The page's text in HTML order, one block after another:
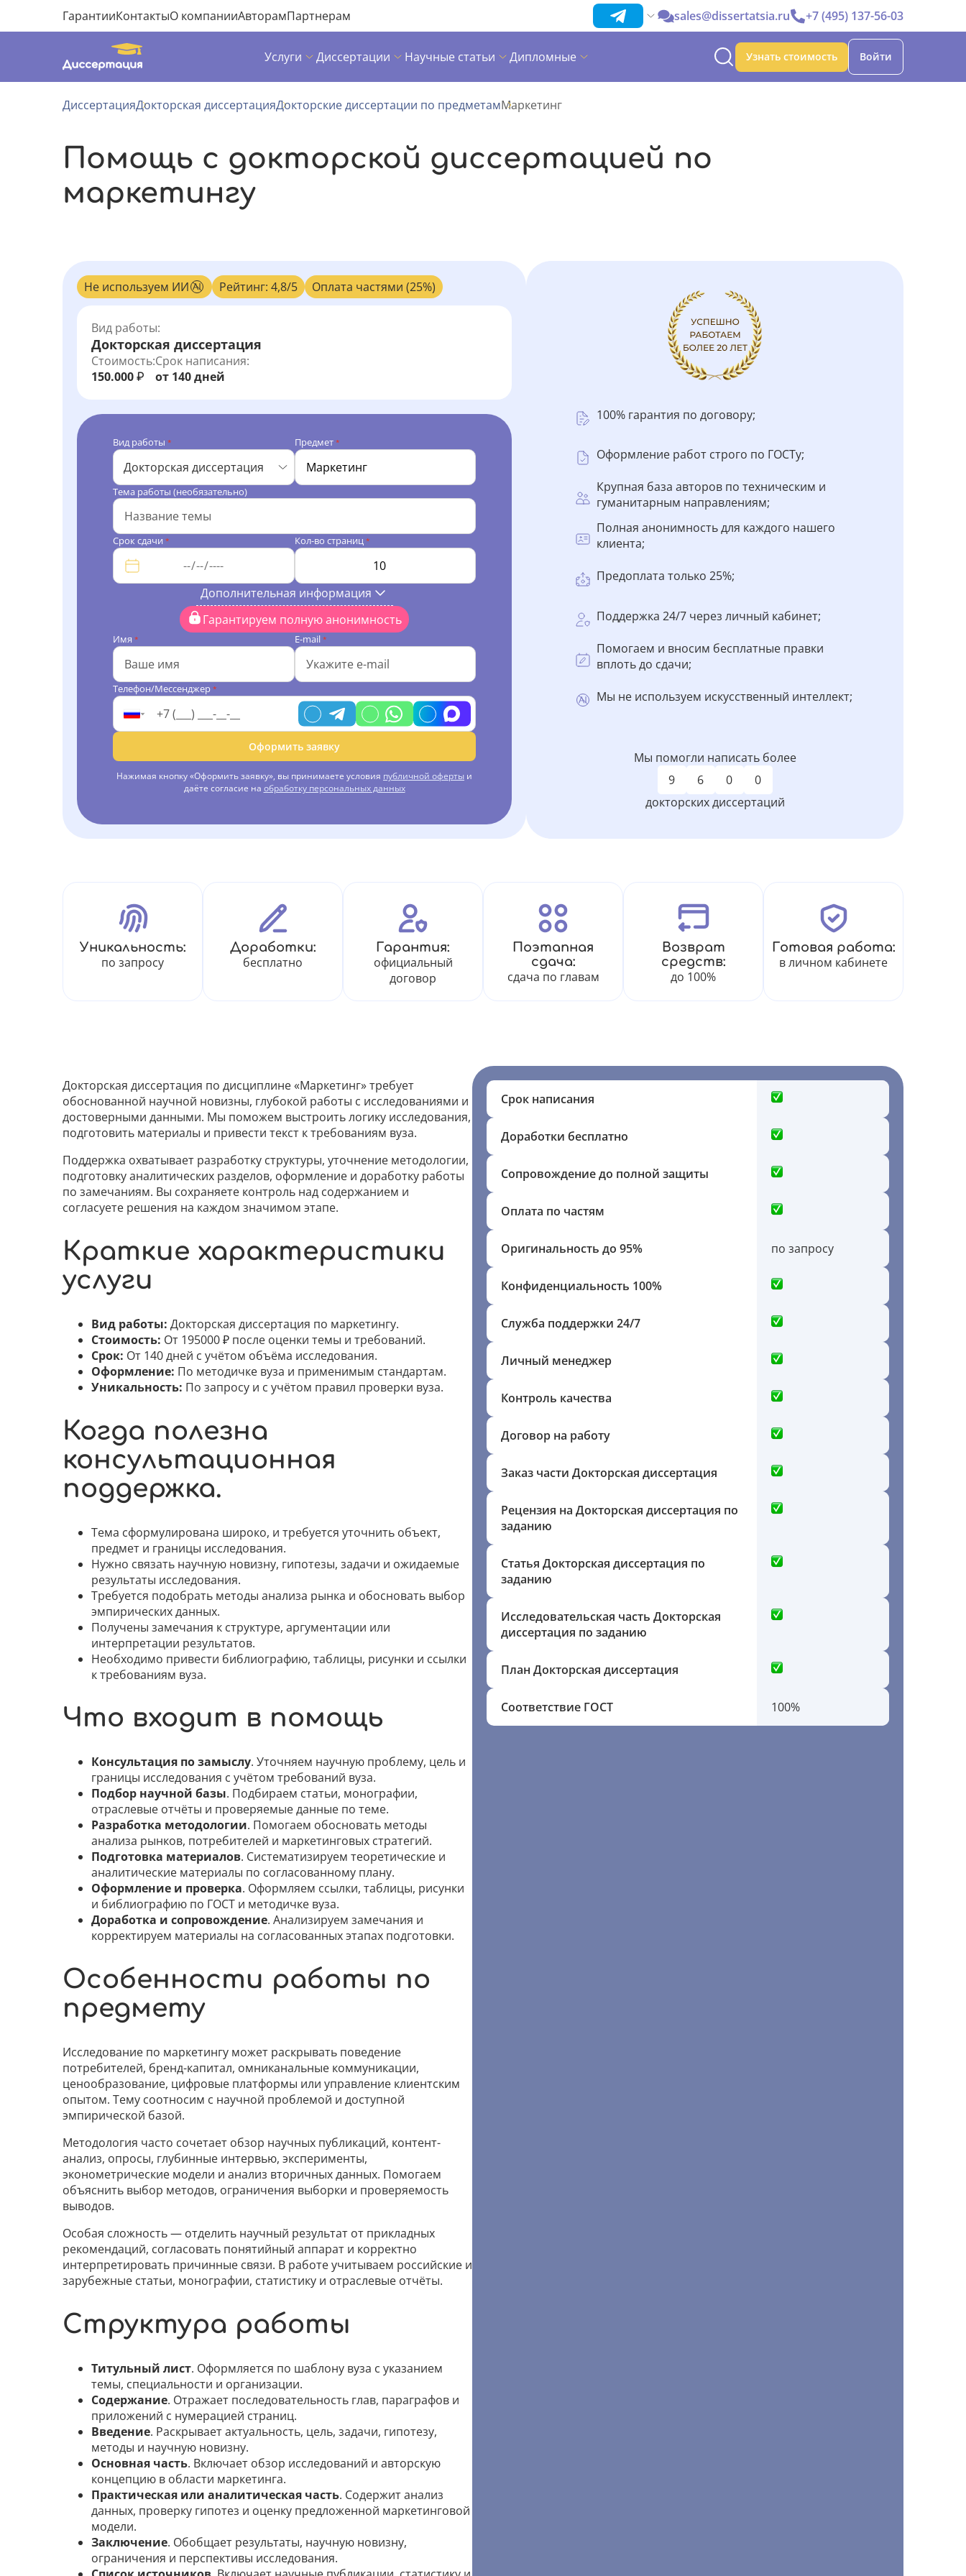
ГарантииКонтактыО компанииАвторамПартнерам sales@dissertatsia.ru +7 (495) 137-56-03
Услуги Диссертации Научные статьи Дипломные Узнать стоимость Войти
ДиссертацияДокторская диссертацияДокторские диссертации по предметамМаркетинг
Помощь с докторской диссертацией по
маркетингу
Не используем ИИ Рейтинг: 4,8/5 Оплата частями (25%)
Вид работы:
Докторская диссертация
Стоимость:
150.000 ₽
Срок написания:
от 140 дней
Вид работы *
Докторская диссертация
Предмет *
Тема работы (необязательно)
Срок сдачи * Кол-во страниц *
Дополнительная информация
Гарантируем полную анонимность
Имя * E-mail *
Телефон/Мессенджер *
Оформить заявку
Нажимая кнопку «Оформить заявку», вы принимаете условия публичной оферты и
даёте согласие на обработку персональных данных
100% гарантия по договору;
Оформление работ строго по ГОСТу;
Крупная база авторов по техническим и
гуманитарным направлениям;
Полная анонимность для каждого нашего
клиента;
Предоплата только 25%;
Поддержка 24/7 через личный кабинет;
Помогаем и вносим бесплатные правки
вплоть до сдачи;
Мы не используем искусственный интеллект;
Мы помогли написать более
9
6 0
0
докторских диссертаций
Уникальность:
по запросу
Доработки:
бесплатно
Гарантия:
официальный
договор
Поэтапная
сдача:
сдача по главам
Возврат
средств:
до 100%
Готовая работа:
в личном кабинете
Докторская диссертация по дисциплине «Маркетинг» требует
обоснованной научной новизны, глубокой работы с исследованиями и
достоверными данными. Мы поможем выстроить логику исследования,
подготовить материалы и привести текст к требованиям вуза.
Поддержка охватывает разработку структуры, уточнение методологии,
подготовку аналитических разделов, оформление и доработку работы
по замечаниям. Вы сохраняете контроль над содержанием и
согласуете решения на каждом значимом этапе.
Краткие характеристики
услуги
Вид работы: Докторская диссертация по маркетингу.
Стоимость: От 195000 ₽ после оценки темы и требований.
Срок: От 140 дней с учётом объёма исследования.
Оформление: По методичке вуза и применимым стандартам.
Уникальность: По запросу и с учётом правил проверки вуза.
Когда полезна
консультационная
поддержка.
Тема сформулирована широко, и требуется уточнить объект,
предмет и границы исследования.
Нужно связать научную новизну, гипотезы, задачи и ожидаемые
результаты исследования.
Требуется подобрать методы анализа рынка и обосновать выбор
эмпирических данных.
Получены замечания к структуре, аргументации или
интерпретации результатов.
Необходимо привести библиографию, таблицы, рисунки и ссылки
к требованиям вуза.
Что входит в помощь
Консультация по замыслу. Уточняем научную проблему, цель и
границы исследования с учётом требований вуза.
Подбор научной базы. Подбираем статьи, монографии,
отраслевые отчёты и проверяемые данные по теме.
Разработка методологии. Помогаем обосновать методы
анализа рынков, потребителей и маркетинговых стратегий.
Подготовка материалов. Систематизируем теоретические и
аналитические материалы по согласованному плану.
Оформление и проверка. Оформляем ссылки, таблицы, рисунки
и библиографию по ГОСТ и методичке вуза.
Доработка и сопровождение. Анализируем замечания и
корректируем материалы на согласованных этапах подготовки.
Особенности работы по
предмету
Исследование по маркетингу может раскрывать поведение
потребителей, бренд-капитал, омниканальные коммуникации,
ценообразование, цифровые платформы или управление клиентским
опытом. Тему соотносим с научной проблемой и доступной
эмпирической базой.
Методология часто сочетает обзор научных публикаций, контент-
анализ, опросы, глубинные интервью, эксперименты,
эконометрические модели и анализ вторичных данных. Помогаем
объяснить выбор методов, ограничения выборки и проверяемость
выводов.
Особая сложность — отделить научный результат от прикладных
рекомендаций, согласовать понятийный аппарат и корректно
интерпретировать причинные связи. В работе учитываем российские и
зарубежные статьи, монографии, статистику и отраслевые отчёты.
Структура работы
Титульный лист. Оформляется по шаблону вуза с указанием
темы, специальности и организации.
Содержание. Отражает последовательность глав, параграфов и
приложений с нумерацией страниц.
Введение. Раскрывает актуальность, цель, задачи, гипотезу,
методы и научную новизну.
Основная часть. Включает обзор исследований и авторскую
концепцию в области маркетинга.
Практическая или аналитическая часть. Содержит анализ
данных, проверку гипотез и оценку предложенной маркетинговой
модели.
Заключение. Обобщает результаты, научную новизну,
ограничения и перспективы исследования.
Срок написания
Доработки бесплатно
Сопровождение до полной защиты
Оплата по частям
Оригинальность до 95% по запросу
Конфиденциальность 100%
Служба поддержки 24/7
Личный менеджер
Контроль качества
Договор на работу
Заказ части Докторская диссертация
Рецензия на Докторская диссертация по
заданию
Статья Докторская диссертация по
заданию
Исследовательская часть Докторская
диссертация по заданию
План Докторская диссертация
Соответствие ГОСТ 100%